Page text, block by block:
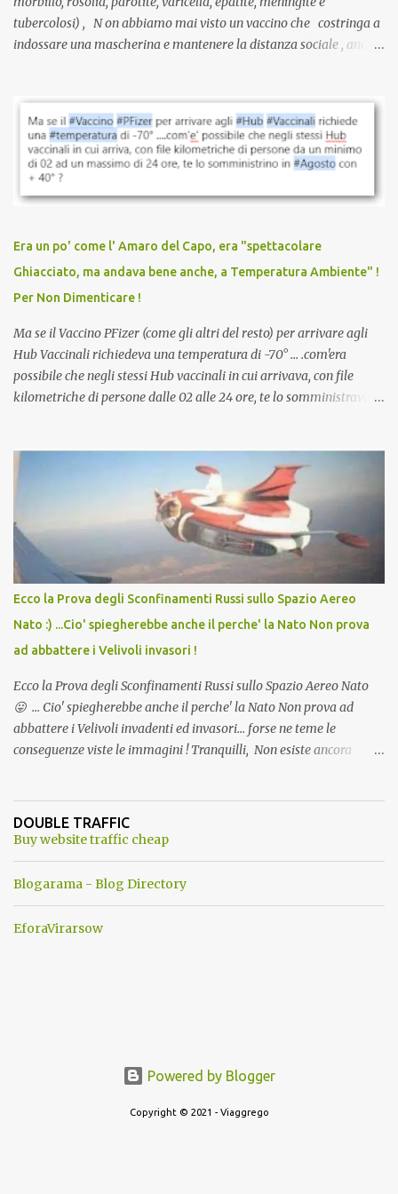
tubercolosi) , N on abbiamo mai visto un vaccino che costringa a
indossare una mascherina e mantenere la distanza sociale , anche
vaccinazione. Non avevamo mai sentito parlare di ricompense,
sconti, incentivi per vaccinarsi. Non avevamo mai visto
discriminazioni per coloro che non l’hanno fatto. Se non sei stato
vaccinato, nessuno aveva prima cercato di farti sentire una
persona cattiva. Non avevamo mai visto un vaccino che minacci le
vaccino usato per minacciare i mezzi di sussistenza, il lavoro o la
scuola. Non avevamo mai visto un vaccino che permettesse a un
dodicenne di ignorare il consenso dei genitori. Dopo tutti i vaccini
che abbiamo elencato sopra...
Era un po' come l' Amaro del Capo, era "spettacolare
Ghiacciato, ma andava bene anche, a Temperatura Ambiente" !
Per Non Dimenticare !
Ma se il Vaccino PFizer (come gli altri del resto) per arrivare agli
Hub Vaccinali richiedeva una temperatura di -70° ... .com'era
possibile che negli stessi Hub vaccinali in cui arrivava, con file
kilometriche di persone dalle 02 alle 24 ore, te lo somministravano
Vaccino come: l' Amaro del Capo, era "spettacolare Ghiacciato, ma
andava bene anche, a Temperatura Ambiente"! Riproponiamo
l'articolo per NON Dimenticare!
Ecco la Prova degli Sconfinamenti Russi sullo Spazio Aereo
Nato :) ...Cio' spiegherebbe anche il perche' la Nato Non prova
ad abbattere i Velivoli invasori !
Ecco la Prova degli Sconfinamenti Russi sullo Spazio Aereo Nato
😛 ... Cio' spiegherebbe anche il perche' la Nato Non prova ad
abbattere i Velivoli invadenti ed invasori... forse ne teme le
conseguenze viste le immagini ! Tranquilli, Non esiste ancora
ancora una fantasia Nato o forse una "False Flag", per provocare
una guerra mondiale che difficilmente da menti sane, potrebbe
DOUBLE TRAFFIC
Buy website traffic cheap
Blogarama - Blog Directory
EforaVirarsow
Powered by Blogger
Copyright © 2021 - Viaggrego